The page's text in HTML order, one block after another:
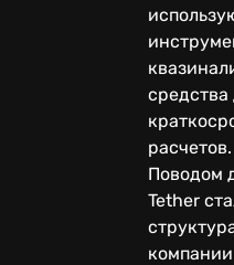
средства
расчетов.
Поводом
Tether